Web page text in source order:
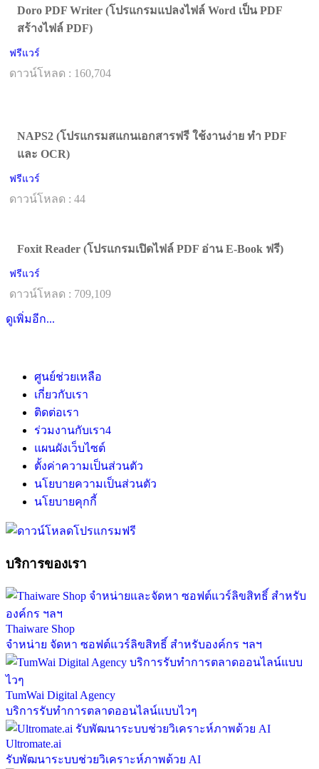
Doro PDF Writer (โปรแกรมแปลงไฟล์ Word เป็น PDF
สร้างไฟล์ PDF)
ฟรีแวร์
ดาวน์โหลด : 160,704
NAPS2 (โปรแกรมสแกนเอกสารฟรี ใช้งานง่าย ทำ PDF
และ OCR)
ฟรีแวร์
ดาวน์โหลด : 44
Foxit Reader (โปรแกรมเปิดไฟล์ PDF อ่าน E-Book ฟรี)
ฟรีแวร์
ดาวน์โหลด : 709,109
ดูเพิ่มอีก...
ศูนย์ช่วยเหลือ
เกี่ยวกับเรา
ติดต่อเรา
ร่วมงานกับเรา4
แผนผังเว็บไซต์
ตั้งค่าความเป็นส่วนตัว
นโยบายความเป็นส่วนตัว
นโยบายคุกกี้
บริการของเรา
Thaiware Shop
จำหน่าย จัดหา ซอฟต์แวร์ลิขสิทธิ์ สำหรับองค์กร ฯลฯ
TumWai Digital Agency
บริการรับทำการตลาดออนไลน์แบบไวๆ
Ultromate.ai
รับพัฒนาระบบช่วยวิเคราะห์ภาพด้วย AI